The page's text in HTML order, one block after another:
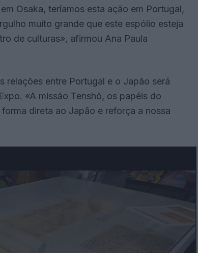
Osaka, teríamos esta ação em Portugal,
muito grande que este espólio esteja
de culturas», afirmou Ana Paula
relações entre Portugal e o Japão será
«A missão Tenshō, os papéis do
direta ao Japão e reforça a nossa